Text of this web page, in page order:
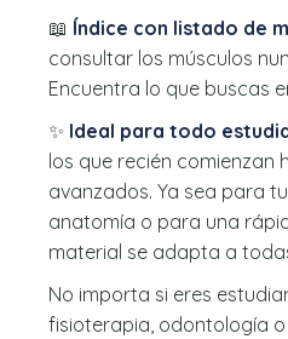
📖 Índice con listado de
consultar los músculos
Encuentra lo que buscas
✨ Ideal para todo
los que recién comienzan
avanzados. Ya sea para
anatomía o para una
material se adapta a
No importa si eres
fisioterapia, odontología